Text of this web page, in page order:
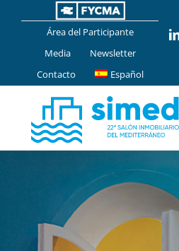
Área del Participante
Media
Newsletter
Contacto
Español